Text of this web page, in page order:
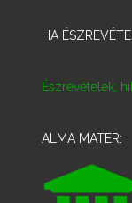
HA
Észrevételek,
ALMA MATER: